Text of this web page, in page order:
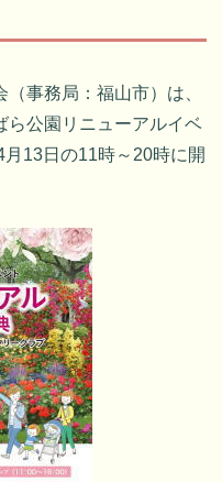
事務局：福山市）は、
ら公園リニューアルイベ
13日の11時～20時に開